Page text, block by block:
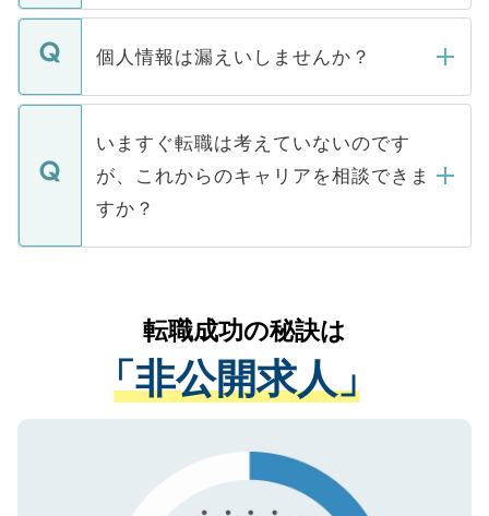
ません。
■応募殺到を避けるため 人気のある医療機
関を公にしてしまうと、応募が殺到する場
に、医療機関が求める条件に合った人材の
みを人材紹介会社に依頼するケースが増え
ています。
転職・入職を強要することは一切ありませ
ん。また、仮に応募先から内定をいただい
定を承諾する必要はありません。内定先へ
の辞退の連絡はキャリアパートナーが行い
個人情報は漏えいしませんか？
個人情報が漏えいすることはありませんの
で、ご安心ください。当サイトからの登録
などで収集したご登録者様の個人情報は、
ご本人のキャリアアップおよび転職活動の
支援を目的に使用いたします。お預かりし
ているすべての個人データはご本人の許可
は、個人情報の取り扱いについての厳密な
管理基準を満たした事業者のみに付与され
る、プライバシーマークを取得済みです。
で、機密保持に関してもご安心ください。
いますぐ転職は考えていないのです
が、これからのキャリアを相談できま
すか？
かがいして、現在の医療機関の状況や紹介
経験をまじえながら、適切なアドバイスを
させていただきます。すぐにご転職をされ
ない方には、長期的なサポートが可能です
ので、まずはご登録ください。
転職成功の秘訣は
「非公開求人」